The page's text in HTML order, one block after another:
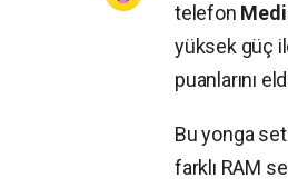
telefon
yüksek güç
puanlarını
Bu yonga
farklı RAM